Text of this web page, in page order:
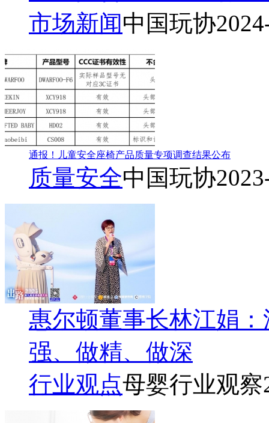
市场新闻中国玩协
通报！儿童安全座椅产品质量专项调查结果公布
质量安全中国玩协
惠尔顿董事长林江娟
强、做精、做深
行业观点母婴行业观察